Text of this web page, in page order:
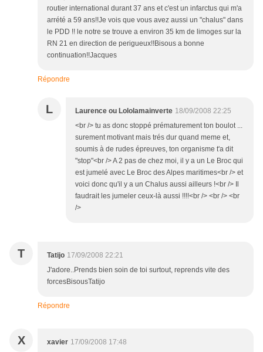
routier international durant 37 ans et c'est un infarctus qui m'a
arrété a 59 ans!!Je vois que vous avez aussi un "chalus" dans
le PDD !! le notre se trouve a environ 35 km de limoges sur la
RN 21 en direction de perigueux!!Bisous a bonne
continuation!!Jacques
Répondre
L Laurence ou Lololamainverte 18/09/2008 22:25
<br /> tu as donc stoppé prématurement ton boulot ...
surement motivant mais trés dur quand meme et,
soumis à de rudes épreuves, ton organisme t'a dit
"stop"<br /> A 2 pas de chez moi, il y a un Le Broc qui
est jumelé avec Le Broc des Alpes maritimes<br /> et
voici donc qu'il y a un Chalus aussi ailleurs !<br /> Il
faudrait les jumeler ceux-là aussi !!!!<br /> <br /> <br
/>
T Tatijo 17/09/2008 22:21
J'adore..Prends bien soin de toi surtout, reprends vite des
forcesBisousTatijo
Répondre
X xavier 17/09/2008 17:48